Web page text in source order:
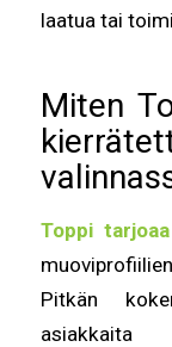
laatua tai
Miten
Toppi
Pitkän